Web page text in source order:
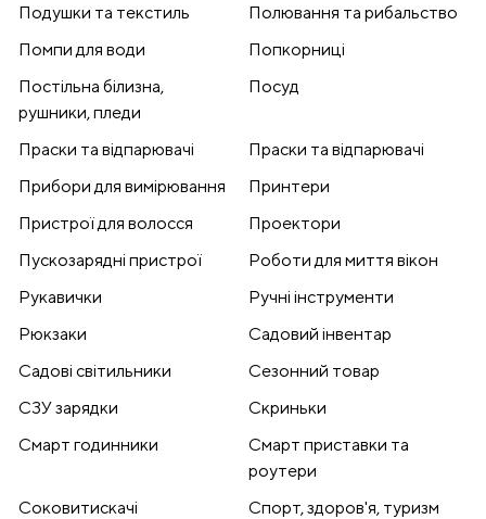
Подушки та текстиль
Полювання та рибальство
Помпи для води
Попкорниці
Постільна білизна,
рушники, пледи
Посуд
Праски та відпарювачі
Праски та відпарювачі
Прибори для вимірювання
Принтери
Пристрої для волосся
Проектори
Пускозарядні пристрої
Роботи для миття вікон
Рукавички
Ручні інструменти
Рюкзаки
Садовий інвентар
Садові світильники
Сезонний товар
СЗУ зарядки
Скриньки
Смарт годинники
Смарт приставки та
роутери
Соковитискачі
Спорт, здоров'я, туризм